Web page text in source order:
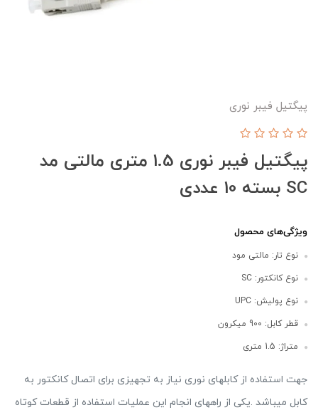
پیگتیل فیبر نوری
پیگتیل فیبر نوری 1.5 متری مالتی مد
SC بسته 10 عددی
ویژگی‌های محصول
نوع تار: مالتی مود
نوع کانکتور: SC
نوع پولیش: UPC
قطر کابل: 900 میکرون
متراژ: 1.5 متری
جهت استفاده از کابلهای نوری نیاز به تجهیزی برای اتصال کانکتور به
کابل میباشد .یکی از راههای انجام این عملیات استفاده از قطعات کوتاه